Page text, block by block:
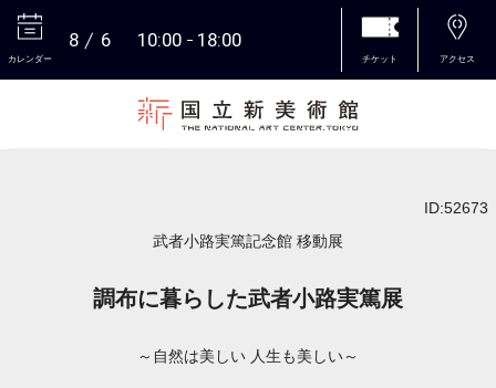
カレンダー
8 6 10:00 18:00
チケット アクセス
ID:52673
武者小路実篤記念館 移動展
調布に暮らした武者小路実篤展
～自然は美しい 人生も美しい～